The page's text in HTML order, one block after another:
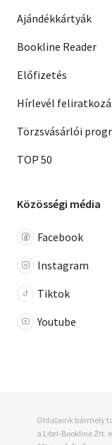
Ajándékkártyák
Bookline Reader
Előfizetés
Hírlevél
Törzsvásárlói
TOP 50
Közösségi média
Facebook
Instagram
Tiktok
Youtube
Oldalaink bármely
a Libri-Bookline Zrt.